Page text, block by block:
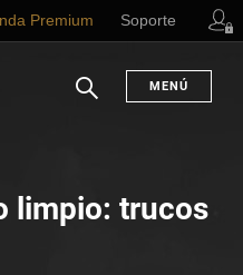
Premium Soporte
MENÚ
limpio: trucos